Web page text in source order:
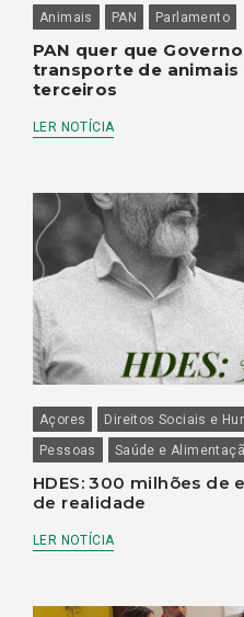
Animais PAN Parlamento
PAN quer que
transporte de animais
terceiros
LER NOTÍCIA
Açores Direitos Sociais e
Pessoas
Saúde e
HDES: 300 milhões de
de realidade
LER NOTÍCIA